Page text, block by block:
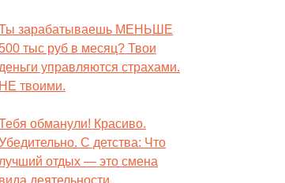
зарабатываешь МЕНЬШЕ
тыс руб в месяц? Твои
деньги управляются страхами.
НЕ твоими.
обманули! Красиво.
С детства: Что
лучший отдых — это смена